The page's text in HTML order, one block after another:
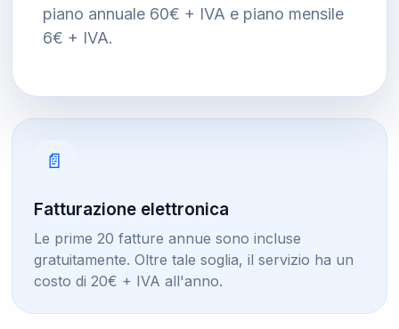
piano annuale 60€ + IVA e piano mensile
6€ + IVA.
📄
Fatturazione elettronica
Le prime 20 fatture annue sono incluse
gratuitamente. Oltre tale soglia, il servizio ha un
costo di 20€ + IVA all'anno.